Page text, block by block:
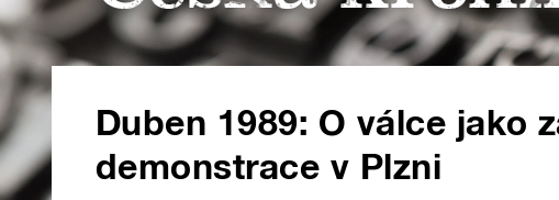
Duben 1989: O válce jako
demonstrace v Plzni